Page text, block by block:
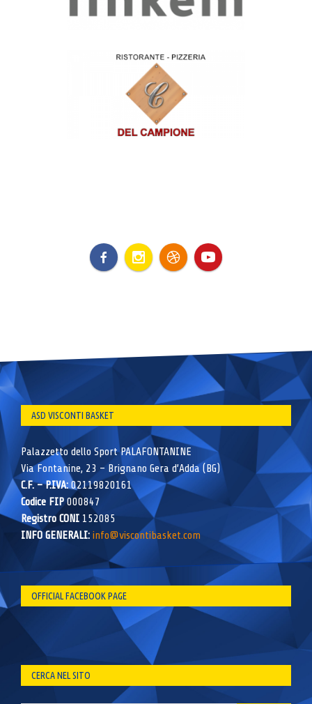
ASD VISCONTI BASKET
Palazzetto dello Sport PALAFONTANINE
Via Fontanine, 23 – Brignano Gera d’Adda (BG)
C.F. – P.IVA:02119820161
Codice FIP000847
Registro CONI 152085
INFO GENERALI: info@viscontibasket.com
OFFICIAL FACEBOOK PAGE
CERCA NEL SITO